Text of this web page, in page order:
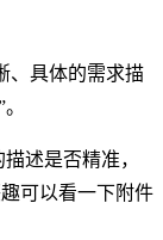
、具体的需求描
述是否精准，
可以看一下附件